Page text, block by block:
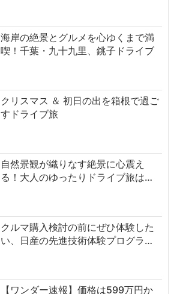
海岸の絶景とグルメを心ゆくまで満
喫！千葉・九十九里、銚子ドライブ
クリスマス ＆ 初日の出を箱根で過ご
すドライブ旅
自然景観が織りなす絶景に心震え
る！大人のゆったりドライブ旅は…
クルマ購入検討の前にぜひ体験した
い、日産の先進技術体験プログラ…
【ワンダー速報】価格は599万円か